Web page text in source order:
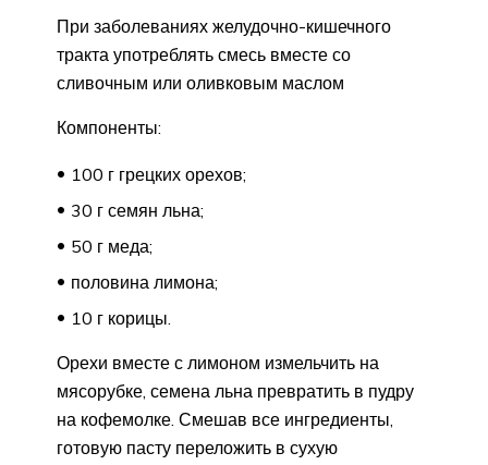
При заболеваниях желудочно-кишечного
тракта употреблять смесь вместе со
сливочным или оливковым маслом
Компоненты:
100 г грецких орехов;
30 г семян льна;
50 г меда;
половина лимона;
10 г корицы.
Орехи вместе с лимоном измельчить на
мясорубке, семена льна превратить в пудру
на кофемолке. Смешав все ингредиенты,
готовую пасту переложить в сухую